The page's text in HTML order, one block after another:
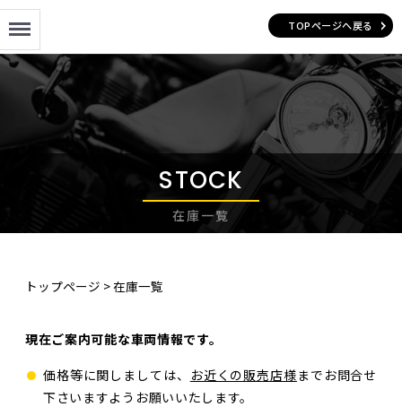
STOCK
在庫一覧
トップページ >在庫一覧
現在ご案内可能な車両情報です。
価格等に関しましては、
お近くの販売店様までお問合せ
下さいますようお願いいたします。
TOPページへ戻る